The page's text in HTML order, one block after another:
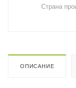
Страна
ОПИСАНИЕ